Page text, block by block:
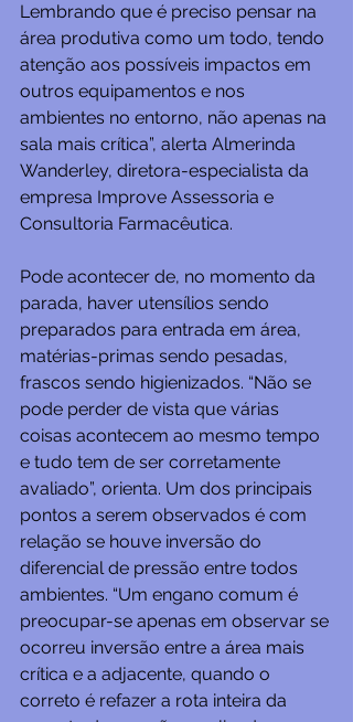
Lembrando que é preciso pensar na
área produtiva como um todo, tendo
atenção aos possíveis impactos em
outros equipamentos e nos
ambientes no entorno, não apenas na
sala mais crítica”, alerta Almerinda
Wanderley, diretora-especialista da
empresa Improve Assessoria e
Consultoria Farmacêutica.
Pode acontecer de, no momento da
parada, haver utensílios sendo
preparados para entrada em área,
matérias-primas sendo pesadas,
frascos sendo higienizados. “Não se
pode perder de vista que várias
coisas acontecem ao mesmo tempo
e tudo tem de ser corretamente
avaliado”, orienta. Um dos principais
pontos a serem observados é com
relação se houve inversão do
diferencial de pressão entre todos
ambientes. “Um engano comum é
preocupar-se apenas em observar se
ocorreu inversão entre a área mais
crítica e a adjacente, quando o
correto é refazer a rota inteira da